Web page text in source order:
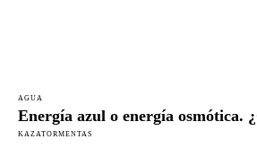
AGUA
Energía azul o energía osmótica.
KAZATORMENTAS